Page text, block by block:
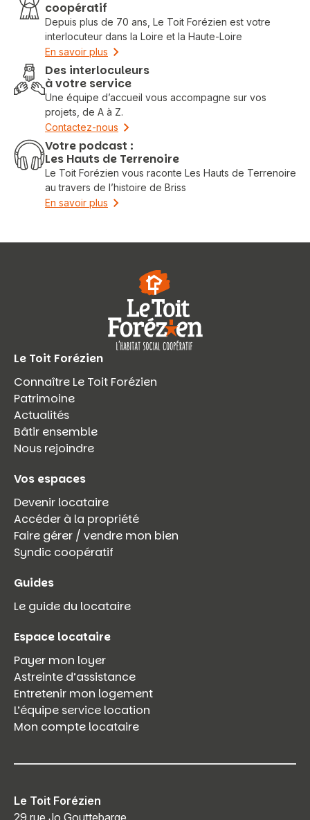
coopératif
Depuis plus de 70 ans, Le Toit Forézien est votre
interlocuteur dans la Loire et la Haute-Loire
En savoir plus
Des interloculeurs
à votre service
Une équipe d’accueil vous accompagne sur vos
projets, de A à Z.
Contactez-nous
Votre podcast :
Les Hauts de Terrenoire
Le Toit Forézien vous raconte Les Hauts de Terrenoire
au travers de l’histoire de Briss
En savoir plus
Le Toit Forézien
Connaître Le Toit Forézien
Patrimoine
Actualités
Bâtir ensemble
Nous rejoindre
Vos espaces
Devenir locataire
Accéder à la propriété
Faire gérer / vendre mon bien
Syndic coopératif
Guides
Le guide du locataire
Espace locataire
Payer mon loyer
Astreinte d’assistance
Entretenir mon logement
L’équipe service location
Mon compte locataire
Le Toit Forézien